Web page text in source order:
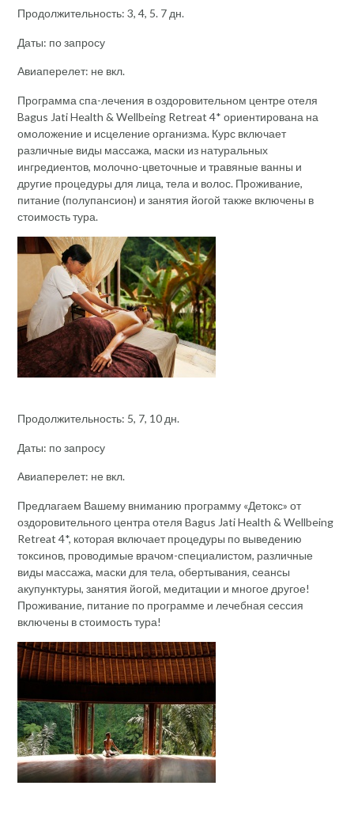
Продолжительность: 3, 4, 5. 7 дн.
Даты: по запросу
Авиаперелет: не вкл.
Программа спа-лечения в оздоровительном центре отеля
Bagus Jati Health & Wellbeing Retreat 4* ориентирована на
омоложение и исцеление организма. Курс включает
различные виды массажа, маски из натуральных
ингредиентов, молочно-цветочные и травяные ванны и
другие процедуры для лица, тела и волос. Проживание,
питание (полупансион) и занятия йогой также включены в
стоимость тура.
Продолжительность: 5, 7, 10 дн.
Даты: по запросу
Авиаперелет: не вкл.
Предлагаем Вашему вниманию программу «Детокс» от
оздоровительного центра отеля Bagus Jati Health & Wellbeing
Retreat 4*, которая включает процедуры по выведению
токсинов, проводимые врачом-специалистом, различные
виды массажа, маски для тела, обертывания, сеансы
акупунктуры, занятия йогой, медитации и многое другое!
Проживание, питание по программе и лечебная сессия
включены в стоимость тура!